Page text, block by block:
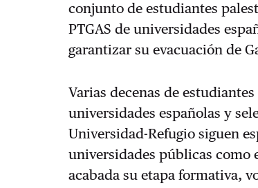
conjunto de estudiantes
PTGAS de universidades
garantizar su evacuación de
Varias decenas de
universidades españolas y
Universidad-Refugio siguen
universidades públicas como
acabada su etapa formativa,